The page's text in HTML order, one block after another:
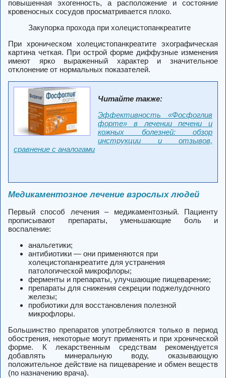
повышенная эхогенность, а расположение и состояние
кровеносных сосудов просматривается плохо.
Закупорка прохода при холецистопанкреатите
При хроническом холецистопанкреатите эхографическая
картина четкая. При острой форме диффузные изменения
имеют ярко выраженный характер и значительное
отклонение от нормальных показателей.
Читайте также:
Эффективность «Фосфоглив
форте» в лечении печени и
кожных болезней: обзор
инструкции и отзывов,
сравнение с аналогами
Медикаментозное лечение взрослых людей
Первый способ лечения – медикаментозный. Пациенту
прописывают препараты, уменьшающие боль и
воспаление:
анальгетики;
антибиотики — они применяются при
холецистопанкреатите для устранения
патологической микрофлоры;
ферменты и препараты, улучшающие пищеварение;
препараты для снижения секреции поджелудочного
железы;
пробиотики для восстановления полезной
микрофлоры.
Большинство препаратов употребляются только в период
обострения, некоторые могут применять и при хронической
форме. К лекарственным средствам рекомендуется
добавлять минеральную воду, оказывающую
положительное действие на пищеварение и обмен веществ
(по назначению врача).